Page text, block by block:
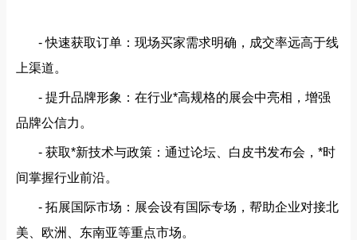
- 快速获取订单：现场买家需求明确，成交率远高于线
上渠道。
- 提升品牌形象：在行业*高规格的展会中亮相，增强
品牌公信力。
- 获取*新技术与政策：通过论坛、白皮书发布会，*时
间掌握行业前沿。
- 拓展国际市场：展会设有国际专场，帮助企业对接北
美、欧洲、东南亚等重点市场。